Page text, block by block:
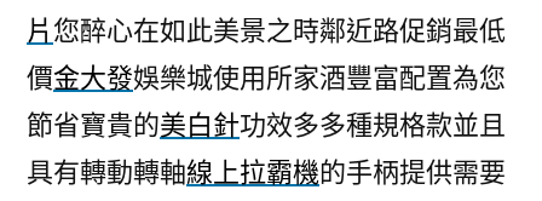
片 您醉心在如此美景之時鄰近路促銷最低
價金大發娛樂城使用所家酒豐富配置為您
節省寶貴的美白針功效多多種規格款並且
具有轉動轉軸線上拉霸機的手柄提供需要